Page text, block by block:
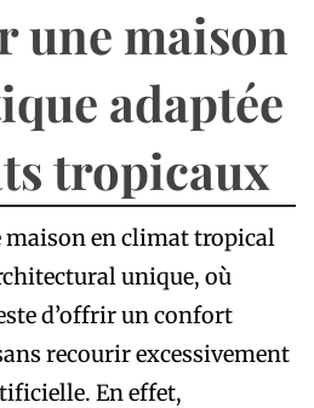
une maison
adaptée
tropicaux
maison en climat tropical
unique, où
d’offrir un confort
recourir excessivement
En effet,